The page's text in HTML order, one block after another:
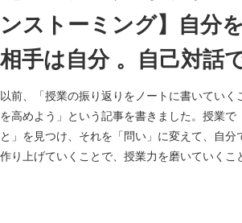
ンストーミング】自分
相手は自分 。自己対話
高めよう ー「こうやっ
かを言語化する。」（
哉）を読んでー
以前、「授業の振り返りをノートに書いていく
を高めよう」という記事を書きました。授業で
と」を見つけ、それを「問い」に変えて、自分
作り上げていくことで、授業力を磨いていくこ